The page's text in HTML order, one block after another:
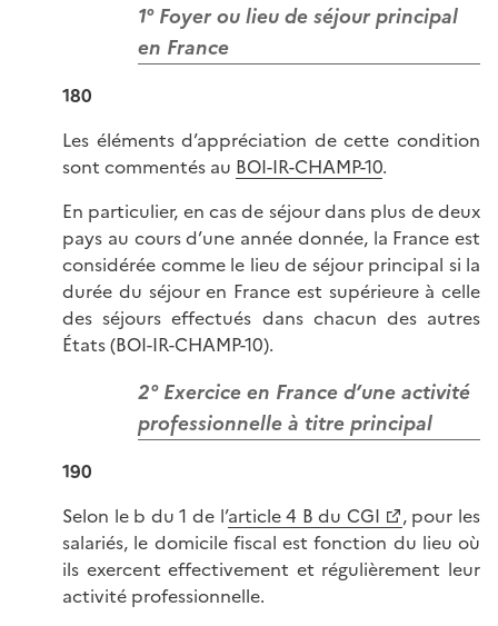
1° Foyer ou lieu de séjour principal
en France
180
Les éléments d’appréciation de cette condition
sont commentés au BOI-IR-CHAMP-10.
En particulier, en cas de séjour dans plus de deux
pays au cours d’une année donnée, la France est
considérée comme le lieu de séjour principal si la
durée du séjour en France est supérieure à celle
des séjours effectués dans chacun des autres
États (BOI-IR-CHAMP-10).
2° Exercice en France d’une activité
professionnelle à titre principal
190
Selon le b du 1 de l’article 4 B du CGI
, pour les
salariés, le domicile fiscal est fonction du lieu où
ils exercent effectivement et régulièrement leur
activité professionnelle.